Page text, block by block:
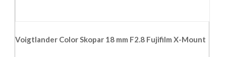
Voigtlander Color Skopar 18 mm F2.8 Fujifilm X-Mount